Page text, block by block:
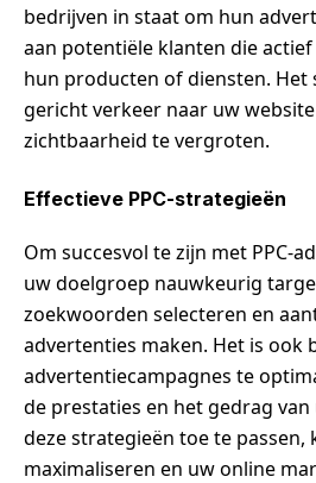
bedrijven in staat om hun
aan potentiële klanten die
hun producten of diensten. Het
gericht verkeer naar uw
zichtbaarheid te vergroten.
Effectieve PPC-strategieën
Om succesvol te zijn met PPC-
uw doelgroep nauwkeurig
zoekwoorden selecteren en
advertenties maken. Het is ook
advertentiecampagnes te
de prestaties en het gedrag
deze strategieën toe te passen,
maximaliseren en uw online